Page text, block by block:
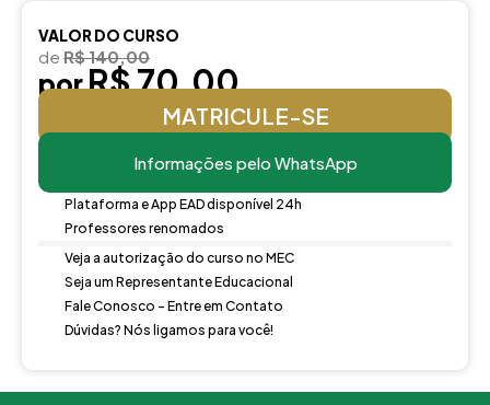
VALOR DO CURSO
de R$ 140,00
porR$ 70,00
MATRICULE-SE
Informações pelo WhatsApp
Plataforma e App EAD disponível 24h
Professores renomados
Veja a autorização do curso no MEC
Seja um Representante Educacional
Fale Conosco - Entre em Contato
Dúvidas? Nós ligamos para você!